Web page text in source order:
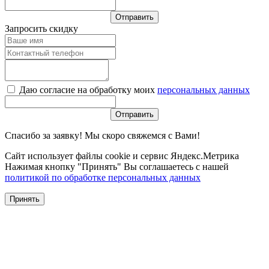
Запросить скидку
Даю согласие на обработку моих персональных данных
Спасибо за заявку! Мы скоро свяжемся с Вами!
Сайт использует файлы cookie и сервис Яндекс.Метрика
Нажимая кнопку "Принять" Вы соглашаетесь с нашей
политикой по обработке персональных данных
Принять